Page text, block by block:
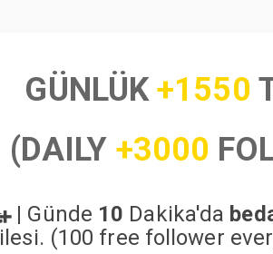
GÜNLÜK+1550
(DAILY +3000
| Günde 10 Dakika'da
(100 free follower